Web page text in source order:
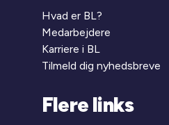
Hvad er BL?
Medarbejdere
Karriere i BL
Tilmeld dig nyhedsbreve
Flere links